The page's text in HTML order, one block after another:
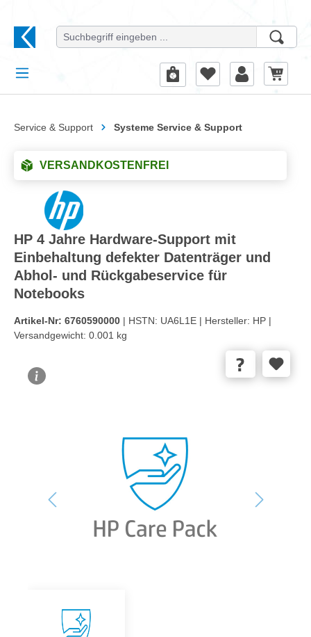
Service & Support Systeme Service & Support
VERSANDKOSTENFREI
HP 4 Jahre Hardware-Support mit
Einbehaltung defekter Datenträger und
Abhol- und Rückgabeservice für
Notebooks
Artikel-Nr: 6760590000 | HSTN: UA6L1E | Hersteller: HP |
Versandgewicht: 0.001 kg